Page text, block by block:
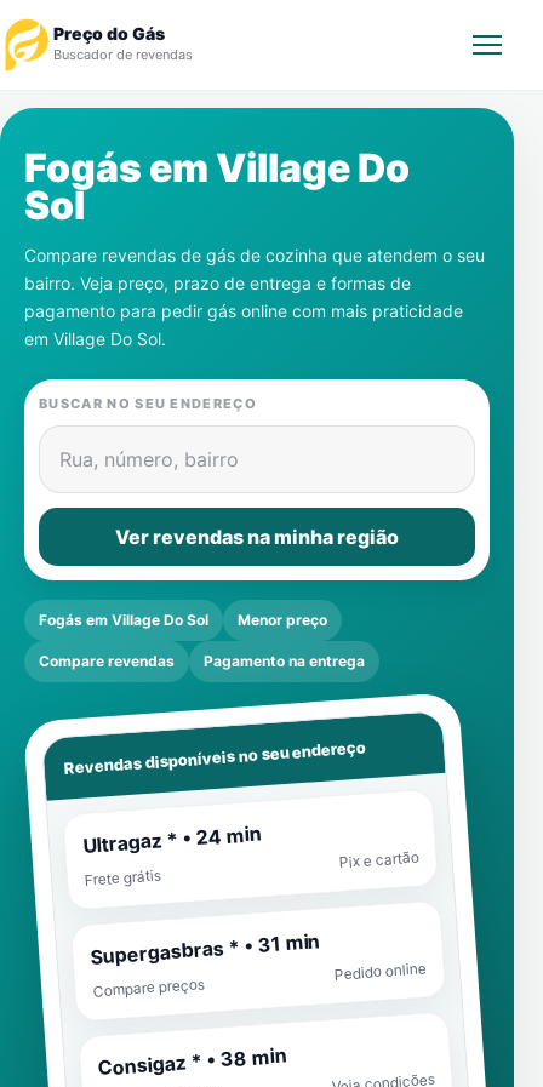
Preço do Gás
Buscador de revendas
Revendedor
Notícias
Cadastre-se
Gás
Contatos
Fogás em Village Do
Sol
Compare revendas de gás de cozinha que atendem o seu
bairro. Veja preço, prazo de entrega e formas de
pagamento para pedir gás online com mais praticidade
em Village Do Sol.
BUSCAR NO SEU ENDEREÇO
Rua, número, bairro
Ver revendas na minha região
Fogás em Village Do Sol Menor preço
Compare revendas Pagamento na entrega
Revendas disponíveis no seu endereço
Ultragaz * • 24 min
Frete grátis
Pix e cartão
Supergasbras * • 31 min
Compare preços
Pedido online
Consigaz * • 38 min